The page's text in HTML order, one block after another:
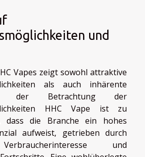
und
Vapes zeigt sowohl attraktive
als auch inhärente
der Betrachtung der
HHC Vape ist zu
dass die Branche ein hohes
aufweist, getrieben durch
und